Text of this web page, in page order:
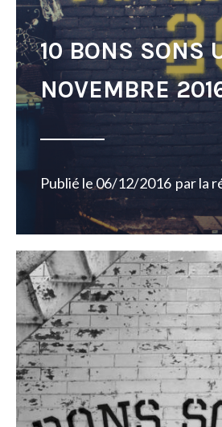
10 BONS SONS
NOVEMBRE
Publié le06/12/2016 parla